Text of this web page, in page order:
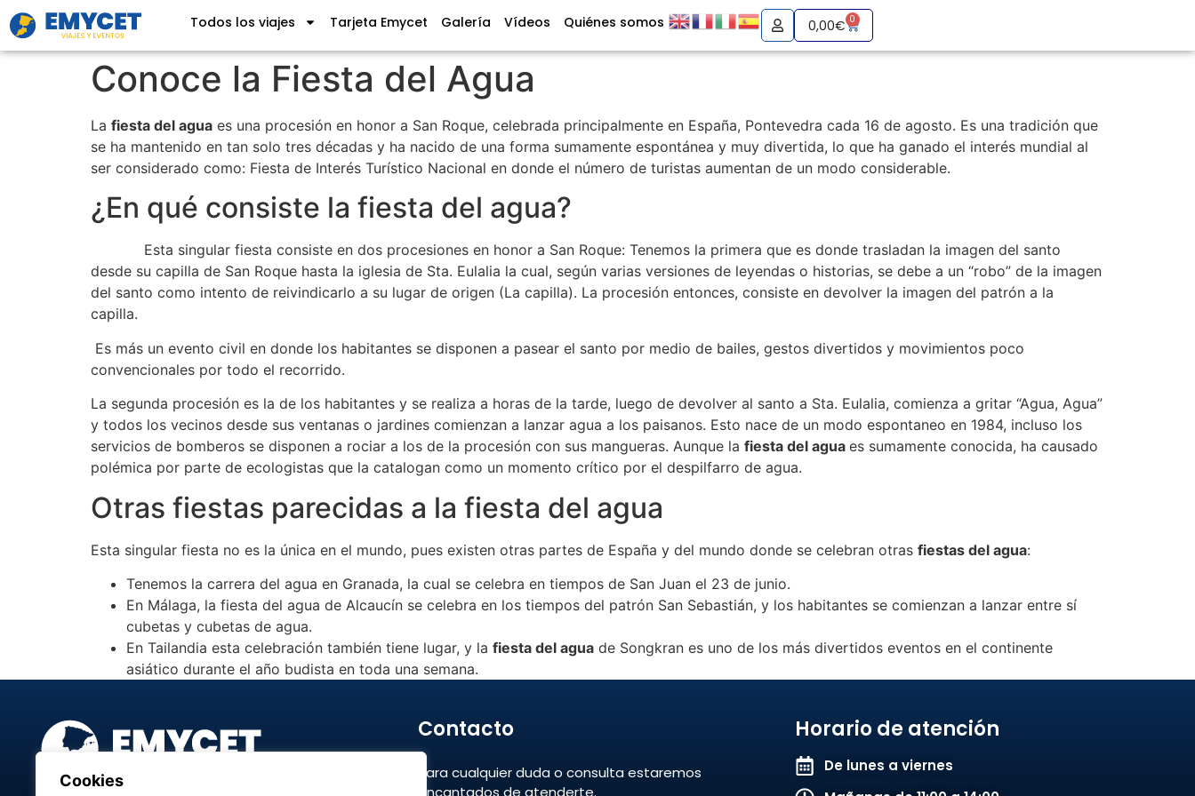
Cookies
Todos los viajes Tarjeta Emycet Galería Vídeos Quiénes somos 0,00€ 0
Conoce la Fiesta del Agua
La fiesta del agua es una procesión en honor a San Roque, celebrada principalmente en España, Pontevedra cada 16 de agosto. Es una tradición que
se ha mantenido en tan solo tres décadas y ha nacido de una forma sumamente espontánea y muy divertida, lo que ha ganado el interés mundial al
ser considerado como: Fiesta de Interés Turístico Nacional en donde el número de turistas aumentan de un modo considerable.
¿En qué consiste la fiesta del agua?
Esta singular fiesta consiste en dos procesiones en honor a San Roque: Tenemos la primera que es donde trasladan la imagen del santo
desde su capilla de San Roque hasta la iglesia de Sta. Eulalia la cual, según varias versiones de leyendas o historias, se debe a un “robo” de la imagen
del santo como intento de reivindicarlo a su lugar de origen (La capilla). La procesión entonces, consiste en devolver la imagen del patrón a la
capilla.
Es más un evento civil en donde los habitantes se disponen a pasear el santo por medio de bailes, gestos divertidos y movimientos poco
convencionales por todo el recorrido.
La segunda procesión es la de los habitantes y se realiza a horas de la tarde, luego de devolver al santo a Sta. Eulalia, comienza a gritar “Agua, Agua”
y todos los vecinos desde sus ventanas o jardines comienzan a lanzar agua a los paisanos. Esto nace de un modo espontaneo en 1984, incluso los
servicios de bomberos se disponen a rociar a los de la procesión con sus mangueras. Aunque la fiesta del agua es sumamente conocida, ha causado
polémica por parte de ecologistas que la catalogan como un momento crítico por el despilfarro de agua.
Otras fiestas parecidas a la fiesta del agua
Esta singular fiesta no es la única en el mundo, pues existen otras partes de España y del mundo donde se celebran otras fiestas del agua:
Tenemos la carrera del agua en Granada, la cual se celebra en tiempos de San Juan el 23 de junio.
En Málaga, la fiesta del agua de Alcaucín se celebra en los tiempos del patrón San Sebastián, y los habitantes se comienzan a lanzar entre sí
cubetas y cubetas de agua.
En Tailandia esta celebración también tiene lugar, y la fiesta del agua de Songkran es uno de los más divertidos eventos en el continente
asiático durante el año budista en toda una semana.
Emycet Viajes organiza circuitos, excursiones, viajes a
Contacto
Para cualquier duda o consulta estaremos
encantados de atenderte.
Horario de atención
De lunes a viernes